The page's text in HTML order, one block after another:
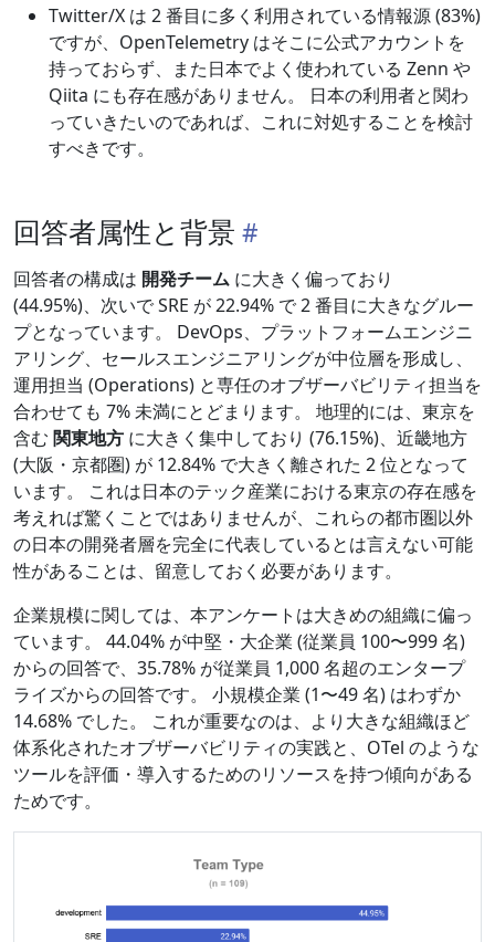
Twitter/X は 2 番目に多く利用されている情報源 (83%)
ですが、OpenTelemetry はそこに公式アカウントを
持っておらず、また日本でよく使われている Zenn や
Qiita にも存在感がありません。 日本の利用者と関わ
っていきたいのであれば、これに対処することを検討
すべきです。
回答者属性と背景
回答者の構成は 開発チーム に大きく偏っており
(44.95%)、次いで SRE が 22.94% で 2 番目に大きなグルー
プとなっています。 DevOps、プラットフォームエンジニ
アリング、セールスエンジニアリングが中位層を形成し、
運用担当 (Operations) と専任のオブザーバビリティ担当を
合わせても 7% 未満にとどまります。 地理的には、東京を
含む 関東地方 に大きく集中しており (76.15%)、近畿地方
(大阪・京都圏) が 12.84% で大きく離された 2 位となって
います。 これは日本のテック産業における東京の存在感を
考えれば驚くことではありませんが、これらの都市圏以外
の日本の開発者層を完全に代表しているとは言えない可能
性があることは、留意しておく必要があります。
企業規模に関しては、本アンケートは大きめの組織に偏っ
ています。 44.04% が中堅・大企業 (従業員 100〜999 名)
からの回答で、35.78% が従業員 1,000 名超のエンタープ
ライズからの回答です。 小規模企業 (1〜49 名) はわずか
14.68% でした。 これが重要なのは、より大きな組織ほど
体系化されたオブザーバビリティの実践と、OTel のような
ツールを評価・導入するためのリソースを持つ傾向がある
ためです。